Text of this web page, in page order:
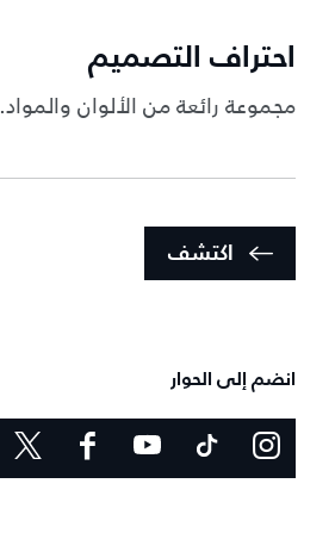
احتراف التصميم
مجموعة رائعة من الألوان والمواد.
اكتشف
انضم إلى الحوار